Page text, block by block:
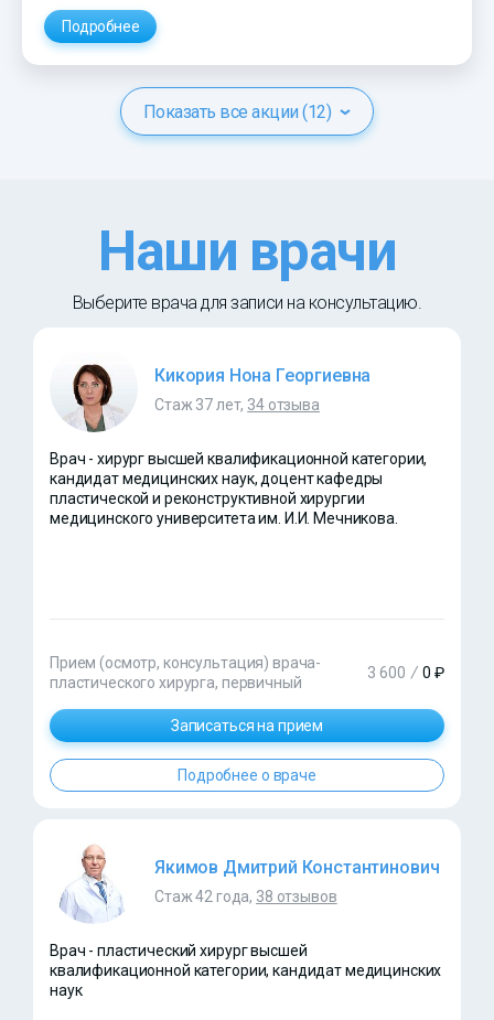
Подробнее
Показать все акции (12)
Наши врачи
Выберите врача для записи на консультацию.
Кикория Нона Георгиевна
Стаж 37 лет, 34 отзыва
Врач - хирург высшей квалификационной категории,
кандидат медицинских наук, доцент кафедры
пластической и реконструктивной хирургии
медицинского университета им. И.И. Мечникова.
Прием (осмотр, консультация) врача-
пластического хирурга, первичный
3 600 / 0 ₽
Записаться на прием
Подробнее о враче
Якимов Дмитрий Константинович
Стаж 42 года, 38 отзывов
Врач - пластический хирург высшей
квалификационной категории, кандидат медицинских
наук